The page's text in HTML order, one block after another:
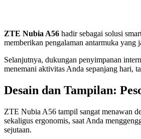
ZTE Nubia A56 hadir sebagai solusi
memberikan pengalaman antarmuka
Selanjutnya, dukungan penyimpanan
menemani aktivitas Anda sepanjang hari,
Desain dan Tampilan:
ZTE Nubia A56 tampil sangat menawan
sekaligus ergonomis, saat Anda
sejutaan.